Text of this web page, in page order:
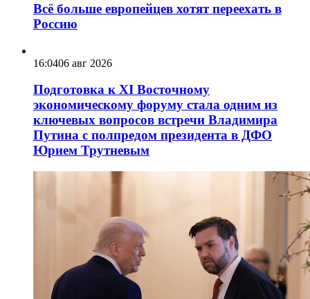
Всё больше европейцев хотят переехать в
Россию
16:0406 авг 2026
Подготовка к XI Восточному
экономическому форуму стала одним из
ключевых вопросов встречи Владимира
Путина с полпредом президента в ДФО
Юрием Трутневым